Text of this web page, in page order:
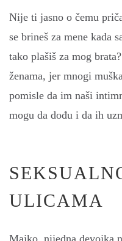
Nije ti jasno o čemu
se brineš za mene kada
tako plašiš za mog
ženama, jer mnogi
pomisle da im naši
mogu da dođu i da ih
ULICAMA
Majko, nijedna devojka